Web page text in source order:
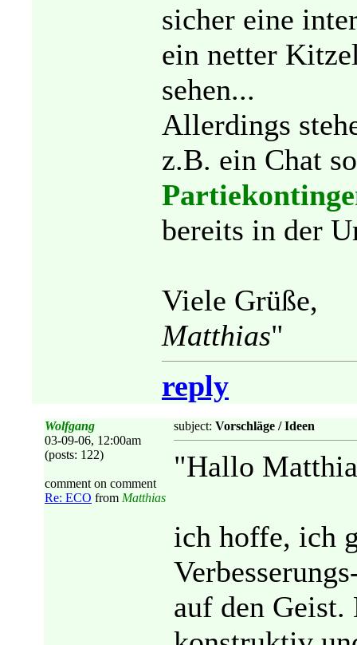
sicher eine
ein netter
sehen...
Allerdings
z.B. ein Chat
bereits in der
Viele Grüße,
Matthias"
reply
Wolfgang
03-09-06, 12:00am
(posts: 122)
comment on comment
Re: ECO from Matthias
subject: Vorschläge / Ideen
"Hallo
ich hoffe, ich
auf den